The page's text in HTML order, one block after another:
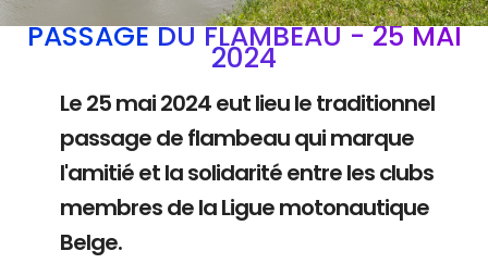
PASSAGE DU FLAMBEAU - 25 MAI
2024
Le 25 mai 2024 eut lieu le traditionnel
passage de flambeau qui marque
l'amitié et la solidarité entre les clubs
membres de la Ligue motonautique
Belge.